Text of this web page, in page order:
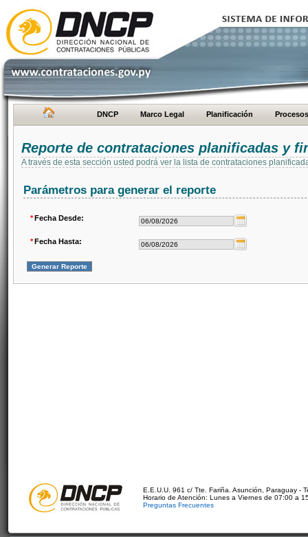
DNCP Marco Legal Planificación Procesos
Reporte de contrataciones planificadas y
A través de esta sección usted podrá ver la lista de contrataciones
Parámetros para generar el reporte
*Fecha Desde:
*Fecha Hasta:
E.E.U.U. 961 c/ Tte. Fariña. Asunción, Paraguay -
Horario de Atención: Lunes a Viernes de 07:00 a
Preguntas Frecuentes